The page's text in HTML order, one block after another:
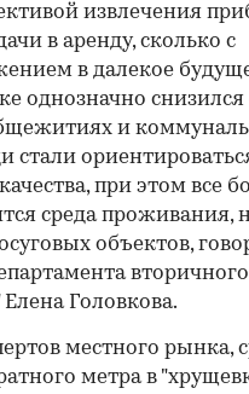
извлечения
в аренду, сколько с
в далекое
однозначно снизился
и
стали
при этом все
среда проживания,
объектов,
Головкова.
местного рынка,
метра в